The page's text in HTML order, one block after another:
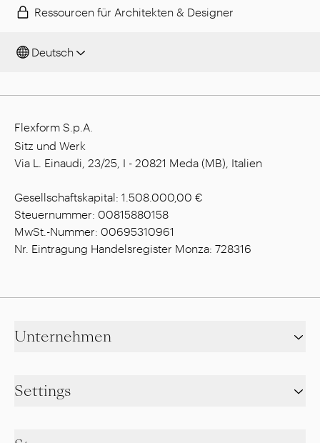
Ressourcen für Architekten & Designer
Deutsch
Flexform S.p.A.
Sitz und Werk
Via L. Einaudi, 23/25, I - 20821 Meda (MB), Italien
Gesellschaftskapital: 1.508.000,00 €
Steuernummer: 00815880158
MwSt.-Nummer: 00695310961
Nr. Eintragung Handelsregister Monza: 728316
Unternehmen
Settings